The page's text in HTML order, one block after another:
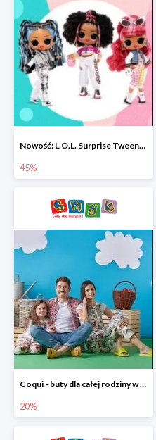
Nowość: L.O.L. Surprise Tweens Doll w Smyku do -45%
45%
Coqui - buty dla całej rodziny w Smyku do -20%
20%